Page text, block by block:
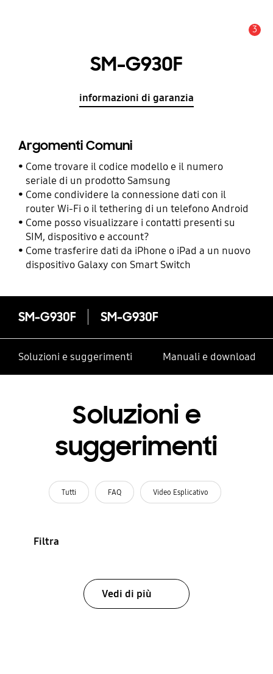
3
SM-G930F
informazioni di garanzia
Argomenti Comuni
Come trovare il codice modello e il numero
seriale di un prodotto Samsung
Come condividere la connessione dati con il
router Wi-Fi o il tethering di un telefono Android
Come posso visualizzare i contatti presenti su
SIM, dispositivo e account?
Come trasferire dati da iPhone o iPad a un nuovo
dispositivo Galaxy con Smart Switch
SM-G930F SM-G930F
Soluzioni e suggerimenti Manuali e download
Soluzioni e
suggerimenti
Tutti FAQ Video Esplicativo
Filtra
Vedi di più